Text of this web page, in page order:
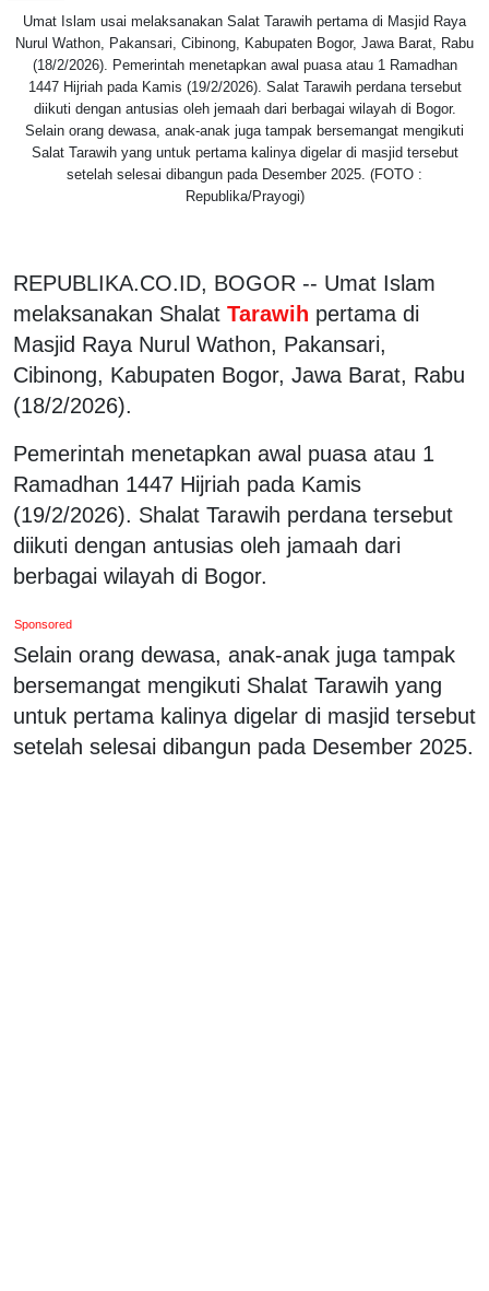
Umat Islam usai melaksanakan Salat Tarawih pertama di Masjid Raya
Nurul Wathon, Pakansari, Cibinong, Kabupaten Bogor, Jawa Barat, Rabu
(18/2/2026). Pemerintah menetapkan awal puasa atau 1 Ramadhan
1447 Hijriah pada Kamis (19/2/2026). Salat Tarawih perdana tersebut
diikuti dengan antusias oleh jemaah dari berbagai wilayah di Bogor.
Selain orang dewasa, anak-anak juga tampak bersemangat mengikuti
Salat Tarawih yang untuk pertama kalinya digelar di masjid tersebut
setelah selesai dibangun pada Desember 2025. (FOTO :
Republika/Prayogi)
REPUBLIKA.CO.ID, BOGOR -- Umat Islam
melaksanakan Shalat Tarawih pertama di
Masjid Raya Nurul Wathon, Pakansari,
Cibinong, Kabupaten Bogor, Jawa Barat, Rabu
(18/2/2026).
Pemerintah menetapkan awal puasa atau 1
Ramadhan 1447 Hijriah pada Kamis
(19/2/2026). Shalat Tarawih perdana tersebut
diikuti dengan antusias oleh jamaah dari
berbagai wilayah di Bogor.
Sponsored
Selain orang dewasa, anak-anak juga tampak
bersemangat mengikuti Shalat Tarawih yang
untuk pertama kalinya digelar di masjid tersebut
setelah selesai dibangun pada Desember 2025.